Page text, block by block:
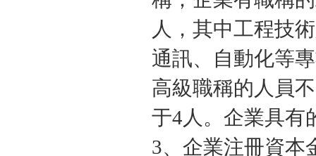
人，其中工程技
通訊、自動化等
高級職稱的人員
于4人。企業具有
3、企業注冊資本